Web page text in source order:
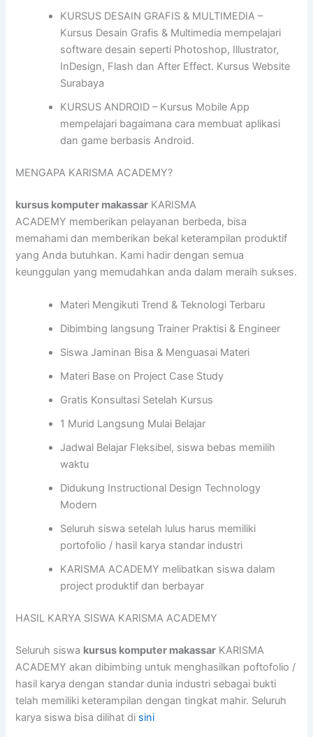
KURSUS DESAIN GRAFIS & MULTIMEDIA –
Kursus Desain Grafis & Multimedia mempelajari
software desain seperti Photoshop, Illustrator,
InDesign, Flash dan After Effect. Kursus Website
Surabaya
KURSUS ANDROID – Kursus Mobile App
mempelajari bagaimana cara membuat aplikasi
dan game berbasis Android.
MENGAPA KARISMA ACADEMY?
kursus komputer makassar KARISMA
ACADEMY memberikan pelayanan berbeda, bisa
memahami dan memberikan bekal keterampilan produktif
yang Anda butuhkan. Kami hadir dengan semua
keunggulan yang memudahkan anda dalam meraih sukses.
Materi Mengikuti Trend & Teknologi Terbaru
Dibimbing langsung Trainer Praktisi & Engineer
Siswa Jaminan Bisa & Menguasai Materi
Materi Base on Project Case Study
Gratis Konsultasi Setelah Kursus
1 Murid Langsung Mulai Belajar
Jadwal Belajar Fleksibel, siswa bebas memilih
waktu
Didukung Instructional Design Technology
Modern
Seluruh siswa setelah lulus harus memiliki
portofolio / hasil karya standar industri
KARISMA ACADEMY melibatkan siswa dalam
project produktif dan berbayar
HASIL KARYA SISWA KARISMA ACADEMY
Seluruh siswa kursus komputer makassar KARISMA
ACADEMY akan dibimbing untuk menghasilkan poftofolio /
hasil karya dengan standar dunia industri sebagai bukti
telah memiliki keterampilan dengan tingkat mahir. Seluruh
karya siswa bisa dilihat di sini